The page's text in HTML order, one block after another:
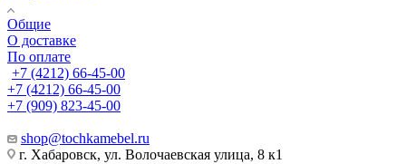
Общие
О доставке
По оплате
+7 (4212) 66-45-00
+7 (4212) 66-45-00
+7 (909) 823-45-00
shop@tochkamebel.ru
г. Хабаровск, ул. Волочаевская улица, 8 к1